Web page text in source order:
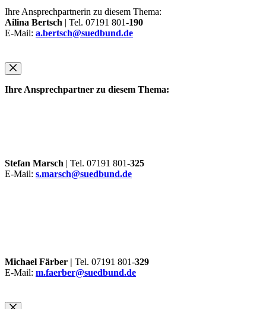
Ihre Ansprechpartnerin zu diesem Thema:
Ailina Bertsch | Tel. 07191 801-190
E-Mail: a.bertsch@suedbund.de
Ihre Ansprechpartner zu diesem Thema:
Stefan Marsch | Tel. 07191 801-325
E-Mail: s.marsch@suedbund.de
Michael Färber | Tel. 07191 801-329
E-Mail: m.faerber@suedbund.de